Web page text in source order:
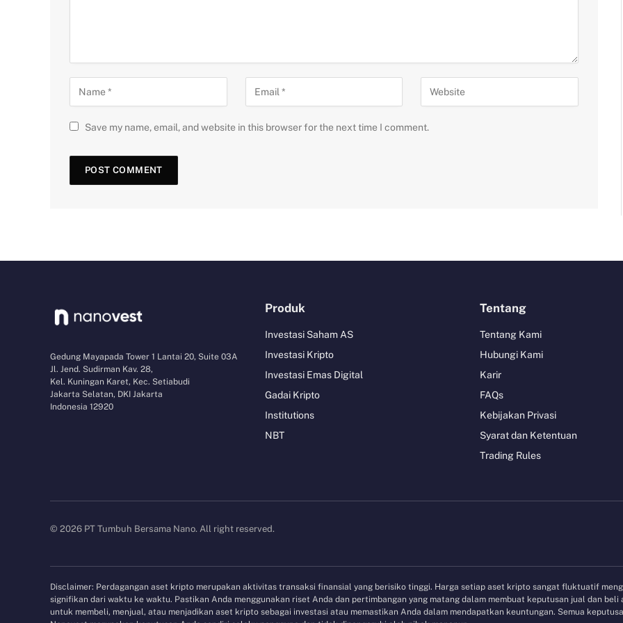
Save my name, email, and website in this browser for the next time I comment.
Gedung Mayapada Tower 1 Lantai 20, Suite 03A
Jl. Jend. Sudirman Kav. 28,
Kel. Kuningan Karet, Kec. Setiabudi
Jakarta Selatan, DKI Jakarta
Indonesia 12920
Produk
Investasi Saham AS
Investasi Kripto
Investasi Emas Digital
Gadai Kripto
Institutions
NBT
Tentang
Tentang Kami
Hubungi Kami
Karir
FAQs
Kebijakan Privasi
Syarat dan Ketentuan
Trading Rules
© 2026 PT Tumbuh Bersama Nano. All right reserved.
Disclaimer: Perdagangan aset kripto merupakan aktivitas transaksi finansial yang berisiko tinggi. Harga setiap aset kripto sangat fluktuatif
signifikan dari waktu ke waktu. Pastikan Anda menggunakan riset Anda dan pertimbangan yang matang dalam membuat keputusan jual dan
untuk membeli, menjual, atau menjadikan aset kripto sebagai investasi atau memastikan Anda dalam mendapatkan keuntungan. Semua